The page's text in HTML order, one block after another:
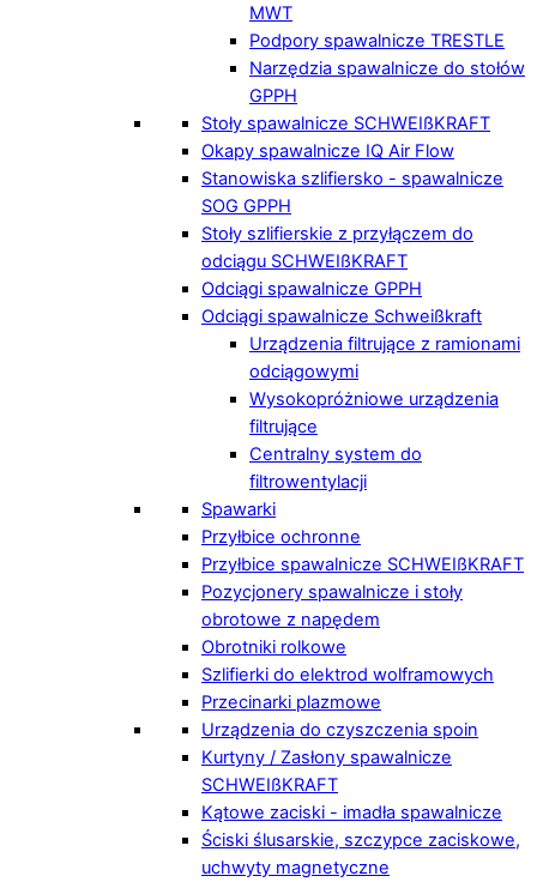
MWT
Podpory spawalnicze TRESTLE
Narzędzia spawalnicze do stołów
GPPH
Stoły spawalnicze SCHWEIßKRAFT
Okapy spawalnicze IQ Air Flow
Stanowiska szlifiersko - spawalnicze
SOG GPPH
Stoły szlifierskie z przyłączem do
odciągu SCHWEIßKRAFT
Odciągi spawalnicze GPPH
Odciągi spawalnicze Schweißkraft
Urządzenia filtrujące z ramionami
odciągowymi
Wysokopróżniowe urządzenia
filtrujące
Centralny system do
filtrowentylacji
Spawarki
Przyłbice ochronne
Przyłbice spawalnicze SCHWEIßKRAFT
Pozycjonery spawalnicze i stoły
obrotowe z napędem
Obrotniki rolkowe
Szlifierki do elektrod wolframowych
Przecinarki plazmowe
Urządzenia do czyszczenia spoin
Kurtyny / Zasłony spawalnicze
SCHWEIßKRAFT
Kątowe zaciski - imadła spawalnicze
Ściski ślusarskie, szczypce zaciskowe,
uchwyty magnetyczne